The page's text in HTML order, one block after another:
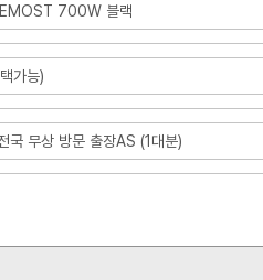
700W 블랙
가능)
국 무상 방문 출장AS (1대분)